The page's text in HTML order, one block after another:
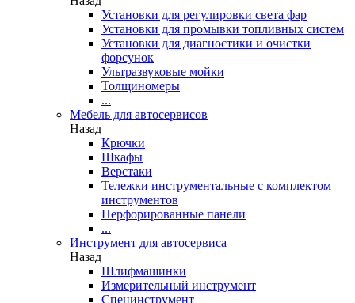
Установки для регулировки света фар
Установки для промывки топливных систем
Установки для диагностики и очистки
форсунок
Ультразвуковые мойки
Толщиномеры
...
Мебель для автосервисов
Назад
Крючки
Шкафы
Верстаки
Тележки инструментальные с комплектом
инструментов
Перфорированные панели
...
Инструмент для автосервиса
Назад
Шлифмашинки
Измерительный инструмент
Специнструмент